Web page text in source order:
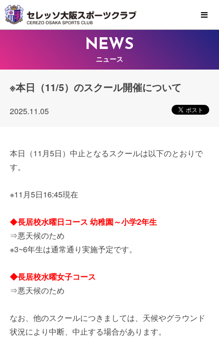
MENU
NEWS
ニュース
※本日（11/5）のスクール開催について
2025.11.05
本日（11月5日）中止となるスクールは以下のとおりで
す。
※11月5日16:45現在
◆長居校水曜日コース 幼稚園～小学2年生
⇒悪天候のため
※3~6年生は通常通り実施予定です。
◆長居校水曜女子コース
⇒悪天候のため
なお、他のスクールにつきましては、天候やグラウンド
状況により中断、中止する場合があります。